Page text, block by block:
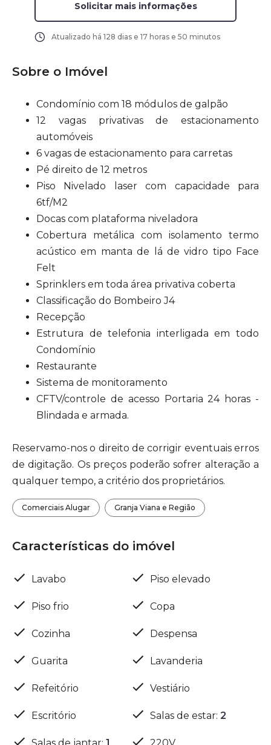
Solicitar mais informações
Atualizado há 128 dias e 17 horas e 50 minutos
Sobre o Imóvel
Condomínio com 18 módulos de galpão
12 vagas privativas de estacionamento
automóveis
6 vagas de estacionamento para carretas
Pé direito de 12 metros
Piso Nivelado laser com capacidade para
6tf/M2
Docas com plataforma niveladora
Cobertura metálica com isolamento termo
acústico em manta de lá de vidro tipo Face
Felt
Sprinklers em toda área privativa coberta
Classificação do Bombeiro J4
Recepção
Estrutura de telefonia interligada em todo
Condomínio
Restaurante
Sistema de monitoramento
CFTV/controle de acesso Portaria 24 horas -
Blindada e armada.
Reservamo-nos o direito de corrigir eventuais erros
de digitação. Os preços poderão sofrer alteração a
qualquer tempo, a critério dos proprietários.
Comerciais Alugar Granja Viana e Região
Características do imóvel
Lavabo Piso elevado
Piso frio Copa
Cozinha Despensa
Guarita Lavanderia
Refeitório Vestiário
Escritório Salas de estar: 2
Salas de jantar: 1 220V